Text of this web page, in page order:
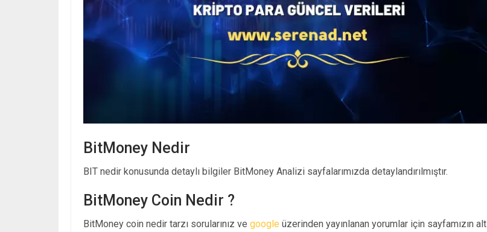
BitMoney Nedir
BIT nedir konusunda detaylı bilgiler BitMoney Analizi sayfalarımızda detaylandırılmıştır.
BitMoney Coin Nedir ?
BitMoney coin nedir tarzı sorularınız ve google üzerinden yayınlanan yorumlar için sayfamızın alt